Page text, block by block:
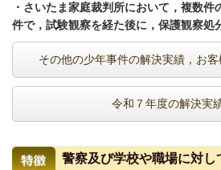
・さいたま家庭裁判所において，複数
件で，試験観察を経た後に，保護観察処
その他の少年事件の解決実績，お
令和７年度の解決実
警察及び学校や職場に対し